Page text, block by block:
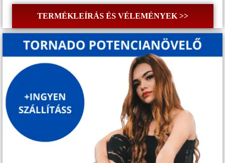
TERMÉKLEÍRÁS ÉS VÉLEMÉNYEK >>